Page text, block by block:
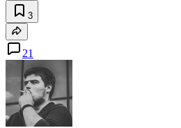
3
21